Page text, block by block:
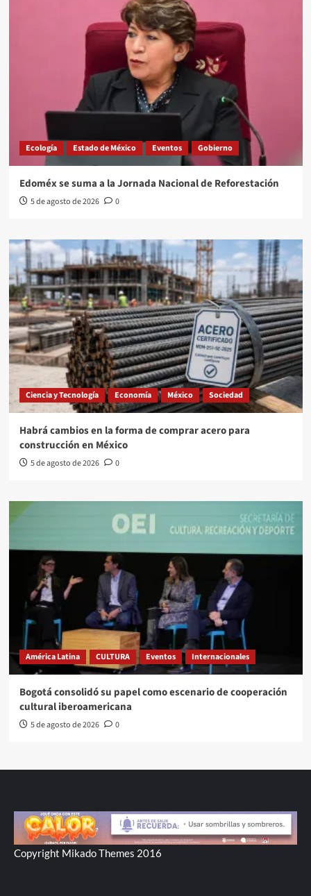
Ecología Estado de México Eventos Gobierno
Edoméx se suma a la Jornada Nacional de Reforestación
5 de agosto de 2026 0
Ciencia y Tecnología Economía México Sociedad
Habrá cambios en la forma de comprar acero para
construcción en México
5 de agosto de 2026 0
América Latina CULTURA Eventos Internacionales
Bogotá consolidó su papel como escenario de cooperación
cultural iberoamericana
5 de agosto de 2026 0
Copyright Mikado Themes 2016